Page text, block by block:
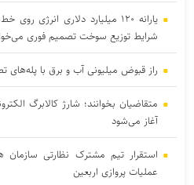
یارانه ۱۲۰ میلیارد دلاری انرژی
شرایط توزیع سوخت تصمیم فوری
راز قبوض میلیونی آب و برق با پله‌های
متقاضیان بخوانند؛ شارژ کالابرگ
آغاز می‌شود
استقرار تیم مشترک نظارتی سازمان
عملیات پروازی اربعین